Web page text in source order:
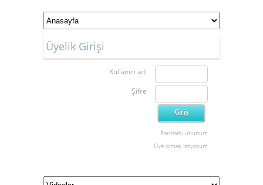
Üyelik Girişi
Kullanıcı adı
Şifre
Parolamı unuttum
Üye olmak istiyorum